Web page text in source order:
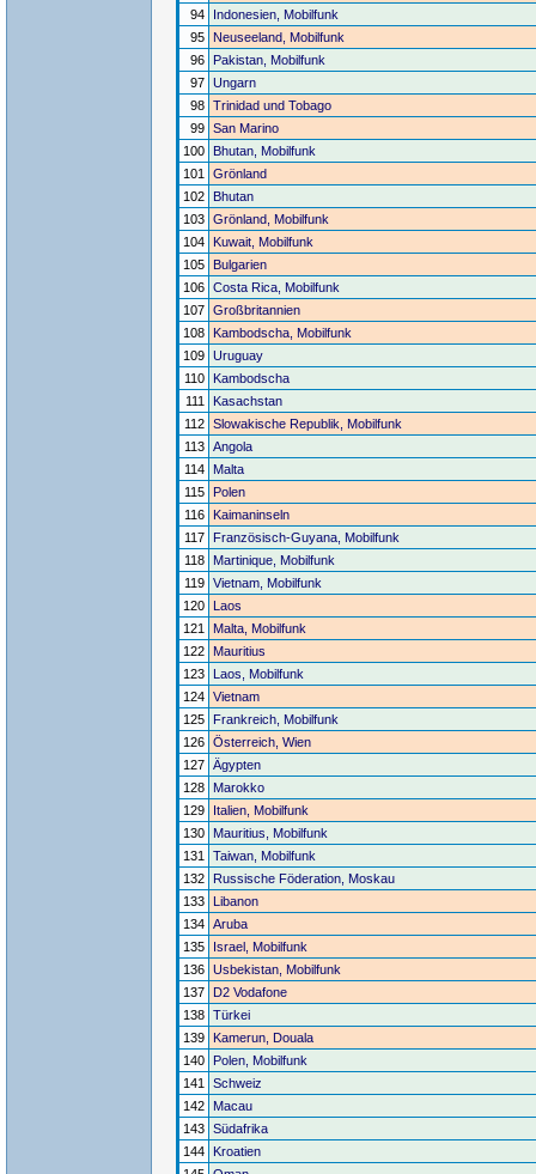
94
Indonesien, Mobilfunk
95 Neuseeland, Mobilfunk
96
Pakistan, Mobilfunk
97 Ungarn
98 Trinidad und Tobago
99 San Marino
100
Bhutan, Mobilfunk
101
Grönland
102
Bhutan
103 Grönland, Mobilfunk
104 Kuwait, Mobilfunk
105 Bulgarien
106 Costa Rica, Mobilfunk
107 Großbritannien
108 Kambodscha, Mobilfunk
109 Uruguay
110
Kambodscha
111
Kasachstan
112 Slowakische Republik, Mobilfunk
113 Angola
114
Malta
115 Polen
116 Kaimaninseln
117
Französisch-Guyana, Mobilfunk
118
Martinique, Mobilfunk
119 Vietnam, Mobilfunk
120 Laos
121
Malta, Mobilfunk
122 Mauritius
123
Laos, Mobilfunk
124 Vietnam
125
Frankreich, Mobilfunk
126 Österreich, Wien
127 Ägypten
128
Marokko
129
Italien, Mobilfunk
130
Mauritius, Mobilfunk
131
Taiwan, Mobilfunk
132
Russische Föderation, Moskau
133 Libanon
134 Aruba
135
Israel, Mobilfunk
136 Usbekistan, Mobilfunk
137 D2 Vodafone
138 Türkei
139 Kamerun, Douala
140
Polen, Mobilfunk
141
Schweiz
142
Macau
143 Südafrika
144
Kroatien